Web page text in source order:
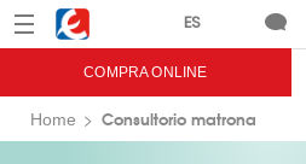
Menú Eroski
COMPRA ONLINE
Home Consultorio matrona